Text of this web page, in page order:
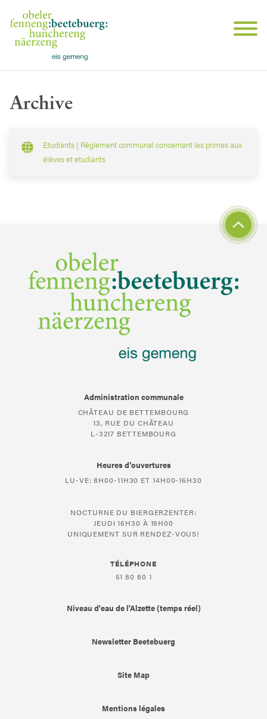
Archive
Etudiants | Règlement communal concernant les primes aux
élèves et etudiants
Administration communale
CHÂTEAU DE BETTEMBOURG
13, RUE DU CHÂTEAU
L-3217 BETTEMBOURG
Heures d’ouvertures
LU-VE: 8H00-11H30 ET 14H00-16H30
NOCTURNE DU BIERGERZENTER:
JEUDI 16H30 À 19H00
UNIQUEMENT SUR RENDEZ-VOUS!
TÉLÉPHONE
51 80 80 1
Niveau d'eau de l'Alzette (temps réel)
Newsletter Beetebuerg
Site Map
Mentions légales